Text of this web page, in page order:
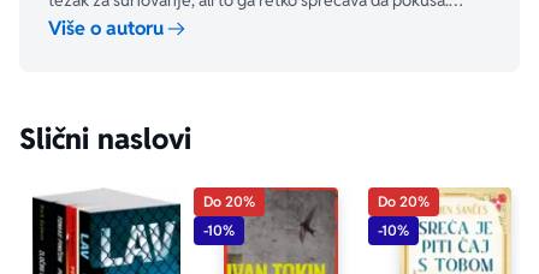
Njegova prva prava ljubav bio je bioskop. Njegov bigl,
Više o autoru
Slični naslovi
Do 20%
-10%
Do 20%
-10%